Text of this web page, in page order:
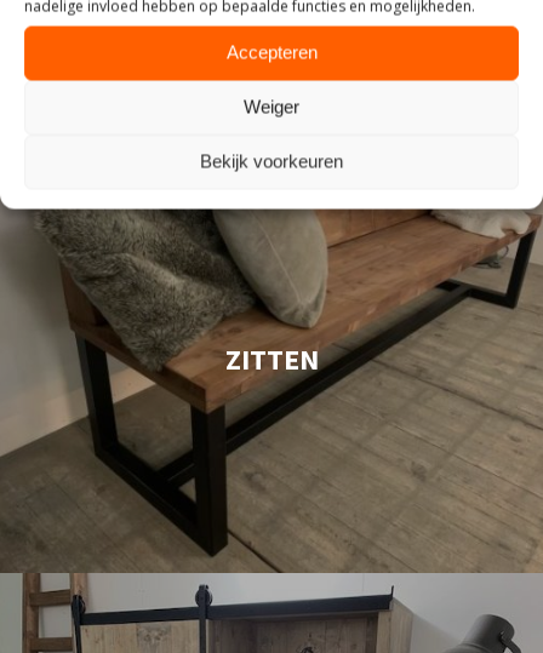
nadelige invloed hebben op bepaalde functies en mogelijkheden.
Accepteren
Weiger
Bekijk voorkeuren
ZITTEN